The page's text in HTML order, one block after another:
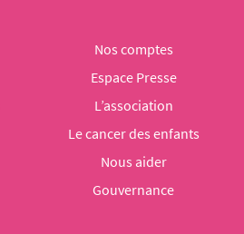
Nos comptes
Espace Presse
L’association
Le cancer des enfants
Nous aider
Gouvernance